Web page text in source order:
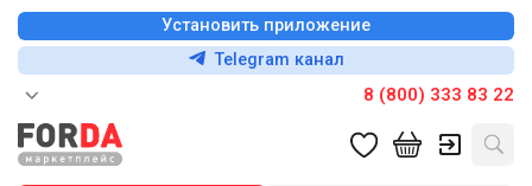
Установить приложение
Telegram канал
8 (800) 333 83 22